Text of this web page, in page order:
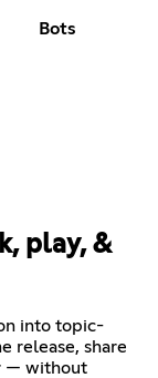
Bots
play, &
into topic-
release, share
— without